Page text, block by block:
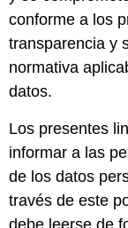
conforme a los
transparencia y
normativa
datos.
Los presentes
informar a las
de los datos
través de este
debe leerse de